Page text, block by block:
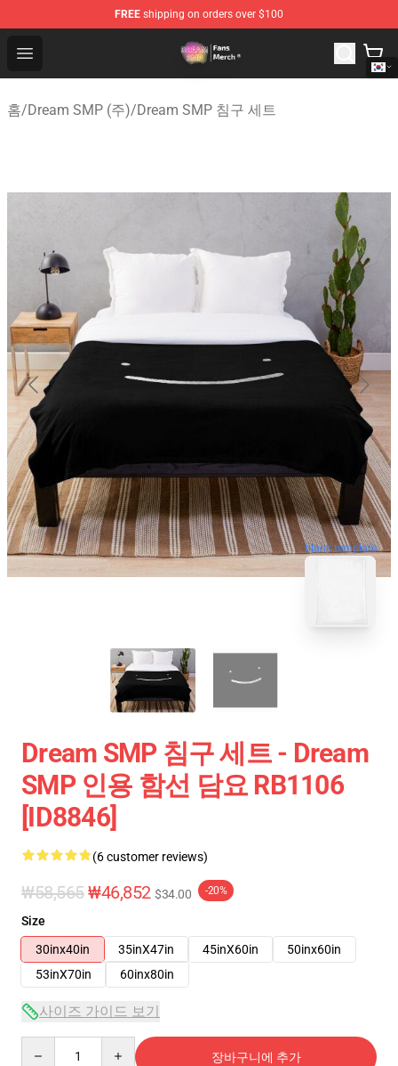
FREE shipping on orders over $100
Open menu
Dream SMP Store - Official Dream SMP Merchandise
홈/Dream SMP (주)/Dream SMP 침구 세트
blank template
Dream SMP 침구 세트 - Dream
SMP 인용 함선 담요 RB1106
[ID8846]
(6 customer reviews)
₩58,565₩46,852 $34.00 -20%
Size
30inx40in
35inX47in 45inX60in
50inx60in
53inX70in
60inx80in
사이즈 가이드 보기
장바구니에 추가